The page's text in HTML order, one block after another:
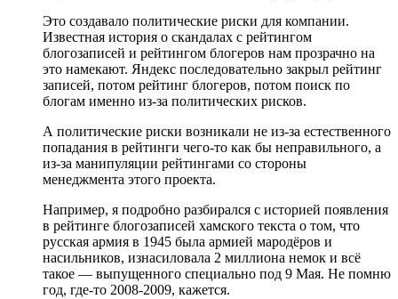
Это создавало политические риски для компании.
Известная история о скандалах с рейтингом
блогозаписей и рейтингом блогеров нам прозрачно на
это намекают. Яндекс последовательно закрыл рейтинг
записей, потом рейтинг блогеров, потом поиск по
блогам именно из-за политических рисков.
А политические риски возникали не из-за естественного
попадания в рейтинги чего-то как бы неправильного, а
из-за манипуляции рейтингами со стороны
менеджмента этого проекта.
Например, я подробно разбирался с историей появления
в рейтинге блогозаписей хамского текста о том, что
русская армия в 1945 была армией мародёров и
насильников, изнасиловала 2 миллиона немок и всё
такое — выпущенного специально под 9 Мая. Не помню
год, где-то 2008-2009, кажется.